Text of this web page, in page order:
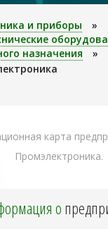
и пpибоpы
»
назначения
»
карта
Промэлектроника.
о